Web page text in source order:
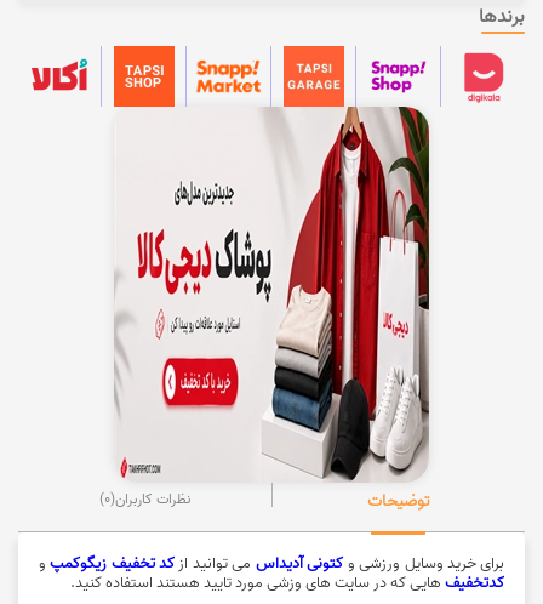
برندها
توضیحات نظرات کاربران(0)
برای خرید وسایل ورزشی و کتونی آدیداس می توانید از کد تخفیف زیگوکمپ و
کدتخفیفهایی که در سایت های وزشی مورد تایید هستند استفاده کنید.